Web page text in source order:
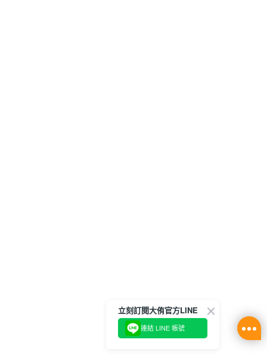
立刻訂閱大侑官方LINE
連結 LINE 帳號